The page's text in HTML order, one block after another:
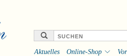
Aktuelles Online-Shop